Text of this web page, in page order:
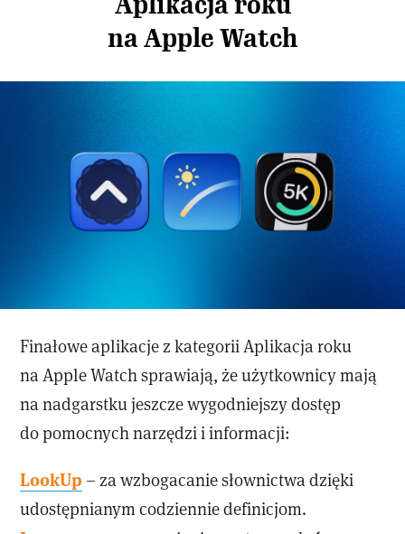
na Apple Watch
Finałowe aplikacje z kategorii Aplikacja roku
na Apple Watch sprawiają, że użytkownicy mają
na nadgarstku jeszcze wygodniejszy dostęp
do pomocnych narzędzi i informacji:
LookUp – za wzbogacanie słownictwa dzięki
udostępnianym codziennie definicjom.